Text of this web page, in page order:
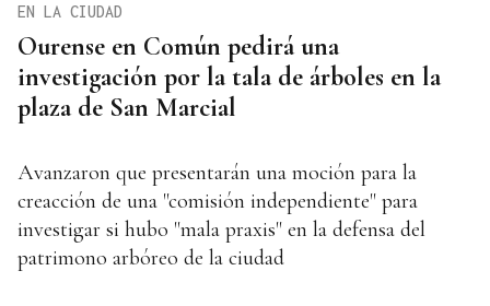
Ourense en Común pedirá una
investigación por la tala de árboles en la
plaza de San Marcial
EN LA CIUDAD
Avanzaron que presentarán una moción para la
creacción de una "comisión independiente" para
investigar si hubo "mala praxis" en la defensa del
patrimono arbóreo de la ciudad